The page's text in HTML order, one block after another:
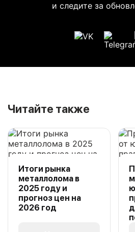
и следите за
Читайте также
Итоги рынка
металлолома в
2025 году и
прогноз цен на
2026 год